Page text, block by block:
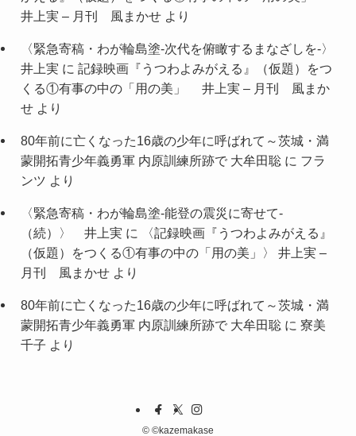
井上実 – 月刊 風まかせより
〈緊急寄稿・わが輪島塗-次代を俯瞰するまなざしを-〉
井上実 に 記録映画『うつわよみがえる』（仮題）をつ
くる①有事の中の「用の美」 井上実 – 月刊 風まか
せより
80年前に亡くなった16歳の少年に呼ばれて～茨城・満
蒙開拓青少年義勇軍 内原訓練所跡で 大牟田聡に フラ
ンツ より
〈緊急寄稿・わが輪島塗-能登の震災に寄せて-
（続）〉 井上実 に
〈記録映画『うつわよみがえる』
（仮題）をつくる①有事の中の「用の美」〉 井上実 –
月刊 風まかせより
80年前に亡くなった16歳の少年に呼ばれて～茨城・満
蒙開拓青少年義勇軍 内原訓練所跡で 大牟田聡に 寮美
千子 より
© ©kazemakase